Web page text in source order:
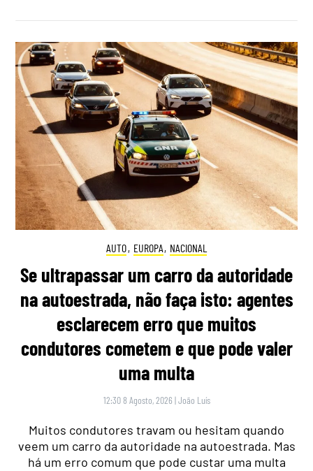
AUTO, EUROPA, NACIONAL
Se ultrapassar um carro da autoridade
na autoestrada, não faça isto: agentes
esclarecem erro que muitos
condutores cometem e que pode valer
uma multa
12:30 8 Agosto, 2026 |João Luís
Muitos condutores travam ou hesitam quando
veem um carro da autoridade na autoestrada. Mas
há um erro comum que pode custar uma multa